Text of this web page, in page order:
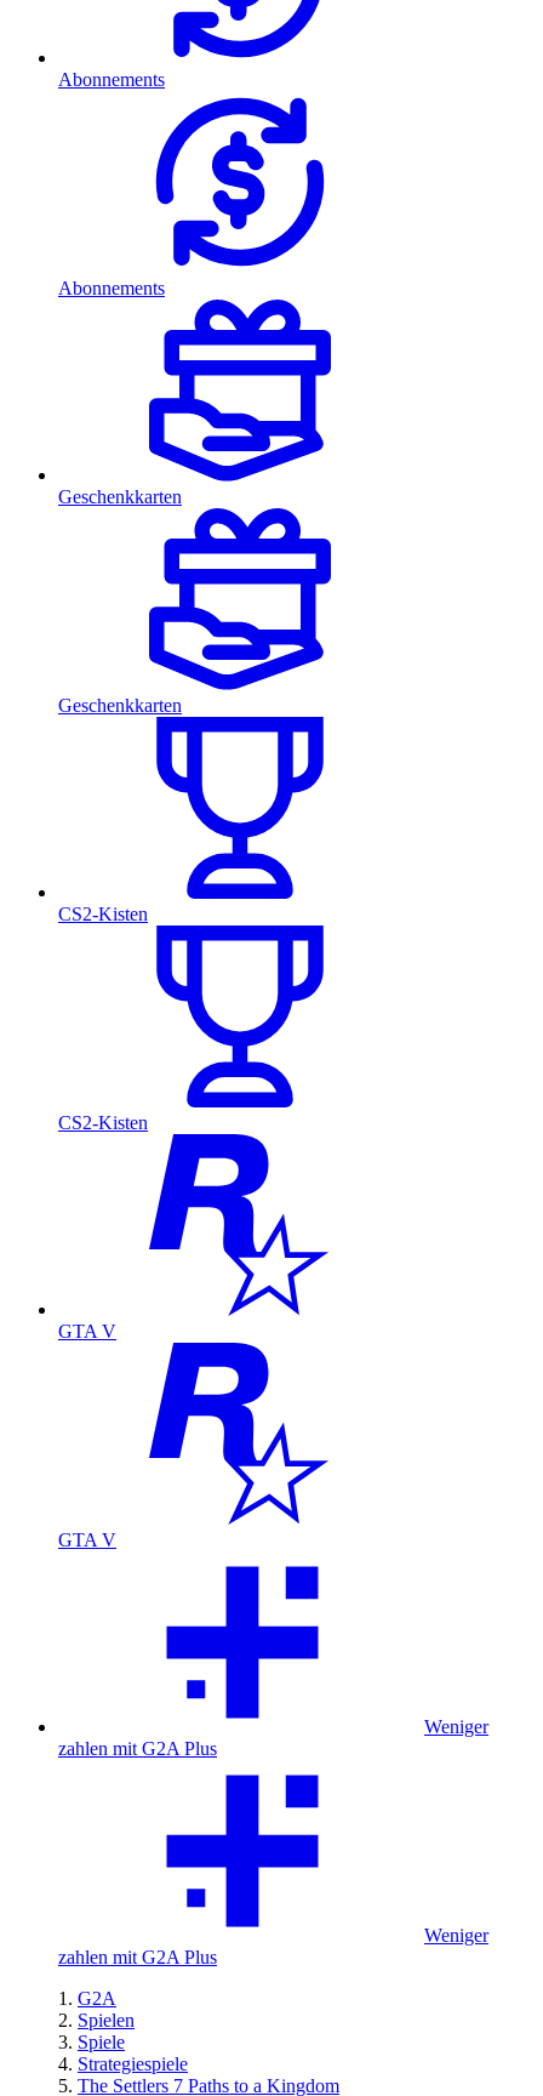
Abonnements
Abonnements
Geschenkkarten
Geschenkkarten
CS2-Kisten
CS2-Kisten
GTA V
GTA V
Weniger
zahlen mit G2A Plus
Weniger
zahlen mit G2A Plus
G2A
Spielen
Spiele
Strategiespiele
The Settlers 7 Paths to a Kingdom